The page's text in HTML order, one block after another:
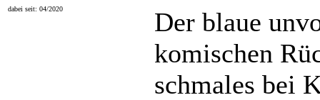
dabei seit: 04/2020
Der blaue
komischen
schmales bei